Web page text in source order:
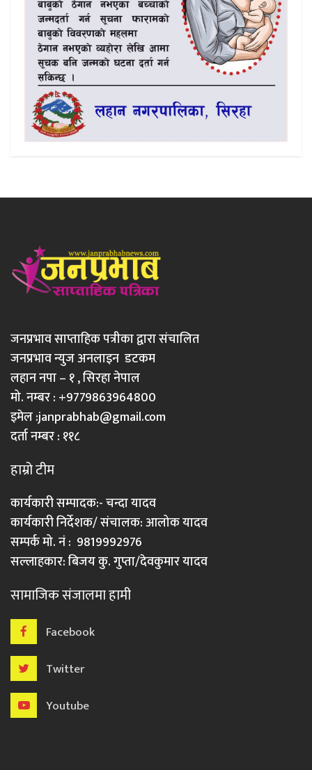
जनप्रभाव साप्ताहिक पत्रीका द्वारा संचालित
जनप्रभाव न्युज अनलाइन डटकम
लहान नपा – १ , सिरहा नेपाल
मो. नम्बर : +9779863964800
इमेल :janprabhab@gmail.com
दर्ता नम्बर : ११८
हाम्रो टीम
कार्यकारी सम्पादक:- चन्दा यादव
कार्यकारी निर्देशक/ संचालक: आलोक यादव
सम्पर्क मो. नं : 9819992976
सल्लाहकार: बिजय कु. गुप्ता/देवकुमार यादव
सामाजिक संजालमा हामी
Facebook
Twitter
Youtube